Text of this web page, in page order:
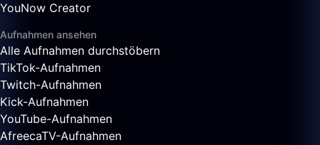
YouNow Creator
Aufnahmen ansehen
Alle Aufnahmen durchstöbern
TikTok-Aufnahmen
Twitch-Aufnahmen
Kick-Aufnahmen
YouTube-Aufnahmen
AfreecaTV-Aufnahmen